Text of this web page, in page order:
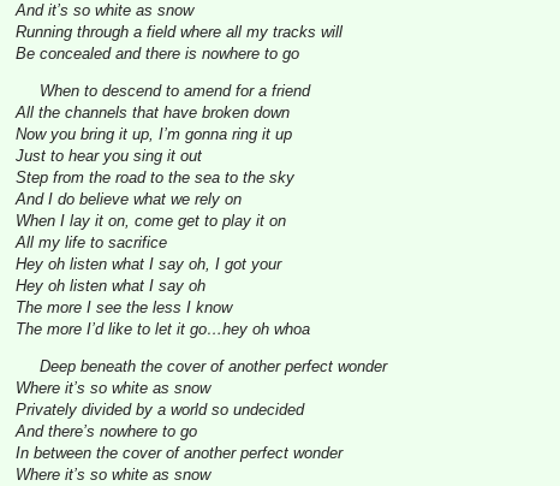
And it’s so white as snow
Running through a field where all my tracks will
Be concealed and there is nowhere to go
When to descend to amend for a friend
All the channels that have broken down
Now you bring it up, I’m gonna ring it up
Just to hear you sing it out
Step from the road to the sea to the sky
And I do believe what we rely on
When I lay it on, come get to play it on
All my life to sacrifice
Hey oh listen what I say oh, I got your
Hey oh listen what I say oh
The more I see the less I know
The more I’d like to let it go…hey oh whoa
Deep beneath the cover of another perfect wonder
Where it’s so white as snow
Privately divided by a world so undecided
And there’s nowhere to go
In between the cover of another perfect wonder
Where it’s so white as snow